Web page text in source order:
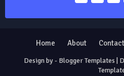
Design by - Blogger Templates |
Home About